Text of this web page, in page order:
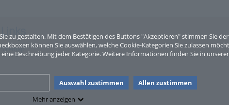
zu gestalten. Mit dem Bestätigen des Buttons "Akzeptieren" stimmen Sie
können Sie auswählen, welche Cookie-Kategorien Sie zulassen
Beschreibung jeder Kategorie. Weitere Informationen finden Sie in unserer
Auswahl zustimmen
Allen zustimmen
Mehr anzeigen
Links
Sitemap